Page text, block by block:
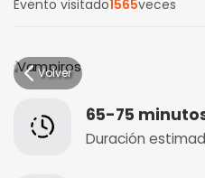
Evento visitado1565veces
Volver
65-75
Duración